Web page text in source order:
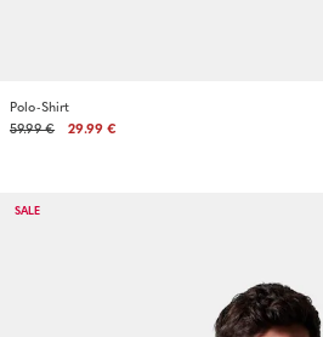
Polo-Shirt
59.99 €
29.99 €
SALE